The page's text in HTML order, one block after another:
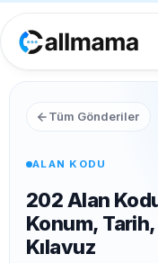
Tüm Gönderiler
ALAN KODU
202 Alan
Konum,
Kılavuz